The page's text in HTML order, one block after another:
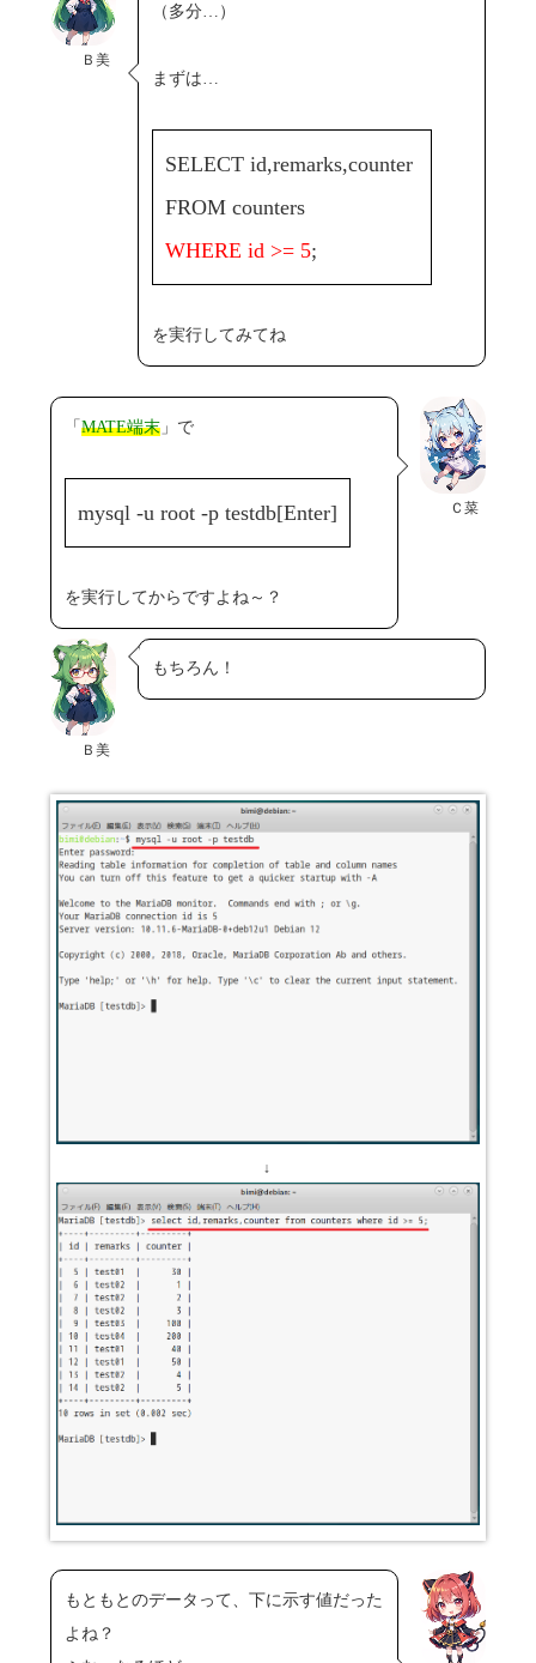
Ｂ美
（多分…）
まずは…
SELECT id,remarks,counter
FROM counters
WHERE id >= 5;
を実行してみてね
Ｃ菜
「MATE端末 」で
mysql -u root -p testdb[Enter]
を実行してからですよね～？
Ｂ美
もちろん！
↓
もともとのデータって、下に示す値だった
よね？